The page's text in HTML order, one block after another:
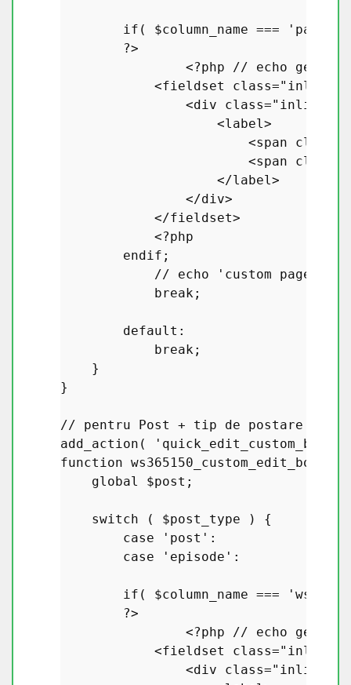
if ( $column_name ===
?>
<?php
// echo
            <fieldset
class=" inline
                <
div class=" inline
                    <
label >
                        <
span class
                        <
span class
                    </
label >
                </
div>
            </
fieldset>
            <?
php
endif ;
            //
echo ' custom page
break ;
default :
break ;
    }
}
// pentru Post + tip de postare
add_action ( ' quick_edit_custom_box
function ws365150_custom_edit_box_pt
global
$post ;
switch ( $post_type ) {
case
'post' :
case
'episode' :
if ( $column_name ===
?>
<?php
// echo
            <fieldset
class=" inline
                <
div class=" inline